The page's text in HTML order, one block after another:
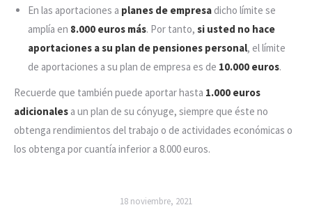
En las aportaciones a planes de empresa dicho límite se
amplía en 8.000 euros más. Por tanto, si usted no hace
aportaciones a su plan de pensiones personal, el límite
de aportaciones a su plan de empresa es de 10.000 euros.
Recuerde que también puede aportar hasta 1.000 euros
adicionales a un plan de su cónyuge, siempre que éste no
obtenga rendimientos del trabajo o de actividades económicas o
los obtenga por cuantía inferior a 8.000 euros.
18 noviembre, 2021